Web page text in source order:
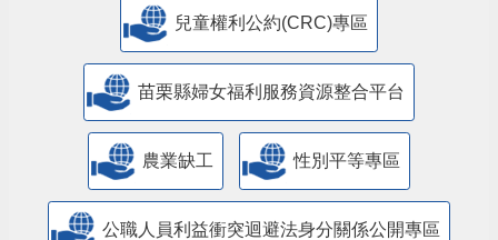
兒童權利公約(CRC)專區
苗栗縣婦女福利服務資源整合平台
農業缺工 性別平等專區
公職人員利益衝突迴避法身分關係公開專區